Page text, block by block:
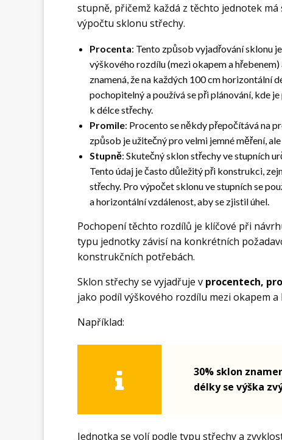
stupně, přičemž každá z těchto jednotek
výpočtu sklonu střechy.
Procenta: Tento způsob vyjadřování sklonu
výškového rozdílu (mezi okapem a
znamená, že na každých 100 cm horizontální
pochopitelný a používá se při plánování, kde
k délce střechy.
Promile: Procento se někdy přepočítává na
způsob je užitečný pro velmi jemné měření,
Stupně: Skutečný sklon střechy ve stupních
Tento údaj je často důležitý při konstrukci,
střechy. Pro výpočet sklonu ve stupních se
a horizontální vzdálenost, aby se zjistil úhel.
Pochopení těchto rozdílů je klíčové při
typu jednotky závisí na konkrétních
konstrukčních potřebách.
Sklon střechy se vyjadřuje v procentech,
jako podíl výškového rozdílu mezi okapem
Například:
30% sklon
délky se výška
Jednotka se volí podle typu střechy a